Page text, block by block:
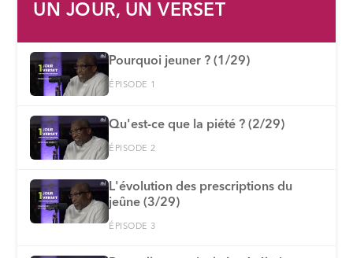
UN JOUR, UN VERSET
Pourquoi jeuner ? (1/29)
ÉPISODE 1
Qu'est-ce que la piété ? (2/29)
ÉPISODE 2
L'évolution des prescriptions du
jeûne (3/29)
ÉPISODE 3